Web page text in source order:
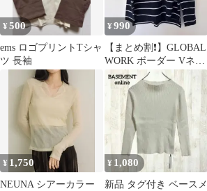
¥500
ems ロゴプリントTシャ
ツ 長袖
¥990
【まとめ割❗️】GLOBAL
WORK ボーダー Vネッ
ク
¥ 1,750
NEUNA シアーカラー
¥ 1,080
新品 タグ付き ベースメ